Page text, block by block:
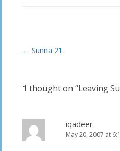
Post
← Sunna 21
1 thought on “Leaving
iqadeer
May 20, 2007 at